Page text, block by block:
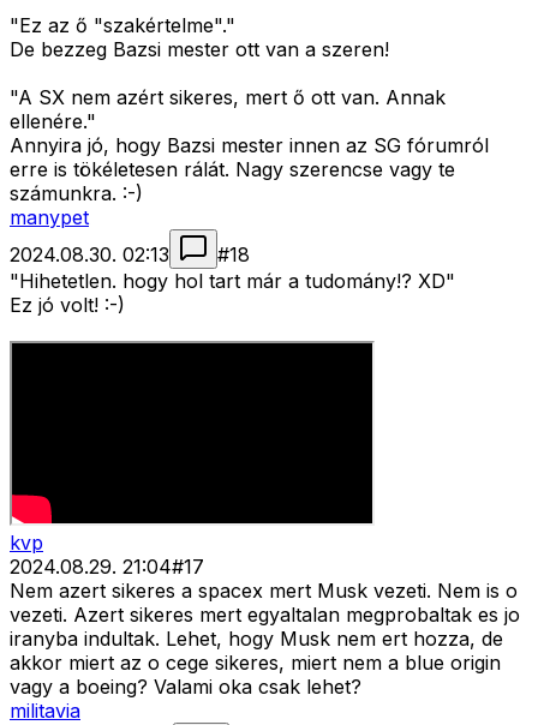
"Ez az ő "szakértelme"."
De bezzeg Bazsi mester ott van a szeren!
"A SX nem azért sikeres, mert ő ott van. Annak
ellenére."
Annyira jó, hogy Bazsi mester innen az SG fórumról
erre is tökéletesen rálát. Nagy szerencse vagy te
számunkra. :-)
manypet
2024.08.30. 02:13
#18
"Hihetetlen. hogy hol tart már a tudomány!? XD"
Ez jó volt! :-)
kvp
2024.08.29. 21:04#17
Nem azert sikeres a spacex mert Musk vezeti. Nem is o
vezeti. Azert sikeres mert egyaltalan megprobaltak es jo
iranyba indultak. Lehet, hogy Musk nem ert hozza, de
akkor miert az o cege sikeres, miert nem a blue origin
vagy a boeing? Valami oka csak lehet?
militavia